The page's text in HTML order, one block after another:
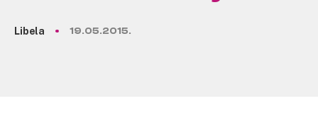
Libela 19.05.2015.